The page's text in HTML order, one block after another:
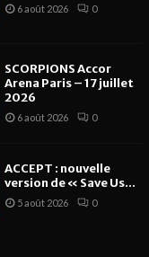
6 août 2026 0
SCORPIONS Accor
Arena Paris – 17 juillet
2026
6 août 2026 0
ACCEPT : nouvelle
version de « Save Us...
5 août 2026 0